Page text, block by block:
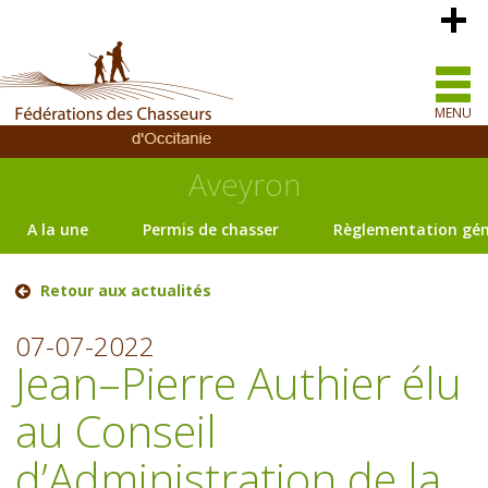
MENU
Aveyron
A la une Permis de chasser Règlementation
Retour aux actualités
07-07-2022
Jean–Pierre Authier élu
au Conseil